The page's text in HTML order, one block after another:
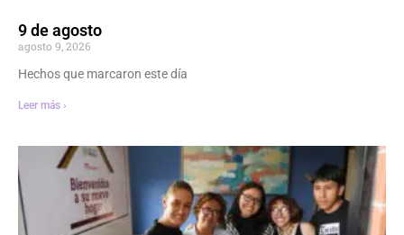
9 de agosto
agosto 9, 2026
Hechos que marcaron este día
Leer más ›